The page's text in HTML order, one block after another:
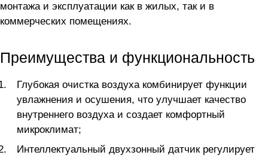
монтажа и эксплуатации как в жилых, так и в
коммерческих помещениях.
Преимущества и функциональность
Глубокая очистка воздуха комбинирует функции
увлажнения и осушения, что улучшает качество
внутреннего воздуха и создает комфортный
микроклимат;
Интеллектуальный двухзонный датчик регулирует